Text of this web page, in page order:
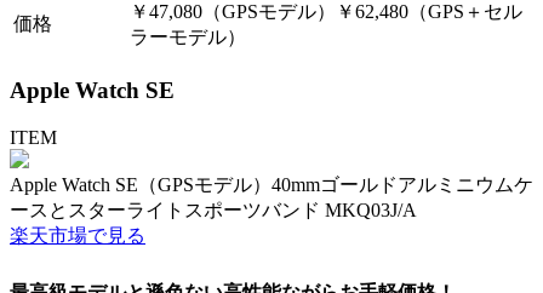
価格
￥47,080（GPSモデル）￥62,480（GPS＋セル
ラーモデル）
Apple Watch SE
ITEM
Apple Watch SE（GPSモデル）40mmゴールドアルミニウムケ
ースとスターライトスポーツバンド MKQ03J/A
楽天市場で見る